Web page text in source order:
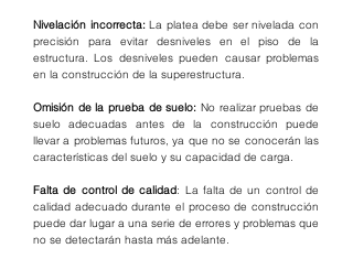
Nivelación incorrecta: La platea debe ser nivelada con
precisión para evitar desniveles en el piso de la
estructura. Los desniveles pueden causar problemas
en la construcción de la superestructura.
Omisión de la prueba de suelo: No realizar pruebas de
suelo adecuadas antes de la construcción puede
llevar a problemas futuros, ya que no se conocerán las
características del suelo y su capacidad de carga.
Falta de control de calidad: La falta de un control de
calidad adecuado durante el proceso de construcción
puede dar lugar a una serie de errores y problemas que
no se detectarán hasta más adelante.